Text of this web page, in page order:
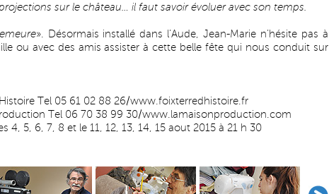
sur le château… il faut savoir évoluer avec son temps.
». Désormais installé dans l’Aude, Jean-Marie n’hésite pas à
ou avec des amis assister à cette belle fête qui nous conduit sur
Tel 05 61 02 88 26/www.foixterredhistoire.fr
Tel 06 70 38 99 30/www.lamaisonproduction.com
4, 5, 6, 7, 8 et le 11, 12, 13, 14, 15 aout 2015 à 21 h 30